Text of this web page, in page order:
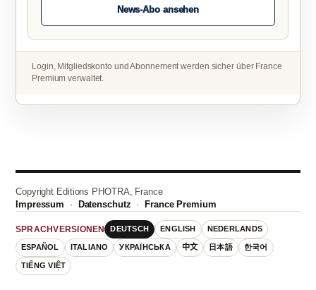
News-Abo ansehen
Login, Mitgliedskonto und Abonnement werden sicher über France
Premium verwaltet.
Copyright Editions PHOTRA, France
Impressum · Datenschutz ·France Premium
SPRACHVERSIONEN DEUTSCH ENGLISH NEDERLANDS
ESPAÑOL ITALIANO УКРАЇНСЬКА 中文 日本語 한국어
TIẾNG VIỆT